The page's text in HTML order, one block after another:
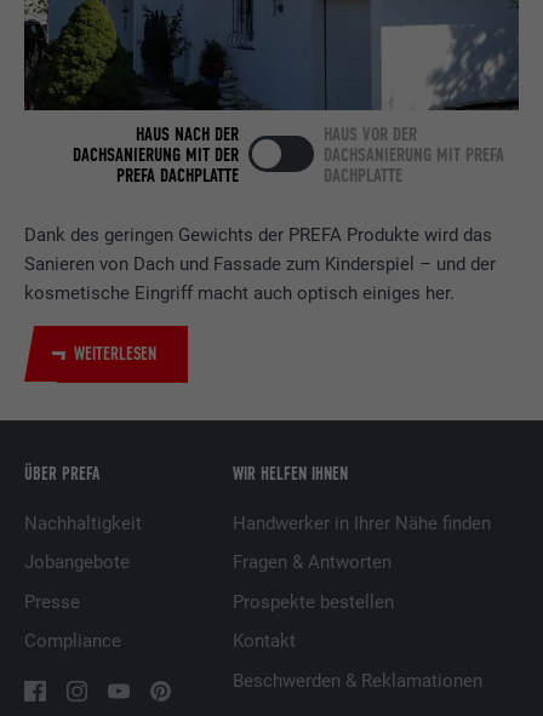
Dank des geringen Gewichts der PREFA Produkte wird das
Sanieren von Dach und Fassade zum Kinderspiel – und der
kosmetische Eingriff macht auch optisch einiges her.
WEITERLESEN
HAUS NACH DER
DACHSANIERUNG MIT DER
PREFA DACHPLATTE
HAUS VOR DER
DACHSANIERUNG MIT PREFA
DACHPLATTE
ÜBER PREFA
Nachhaltigkeit
Jobangebote
Presse
Compliance
WIR HELFEN IHNEN
Handwerker in Ihrer Nähe finden
Fragen & Antworten
Prospekte bestellen
Kontakt
Beschwerden & Reklamationen
Zweck
Verwendet vom Social-Networking-Dienst
LinkedIn für die Verfolgung der
Verwendung von eingebetteten
Dienstleistungen.
Anbieter LinkedIn
Laufzeit 2 Jahre
Zweck
Verwendet vom Social-Networking-Dienst
Anbieter
Laufzeit